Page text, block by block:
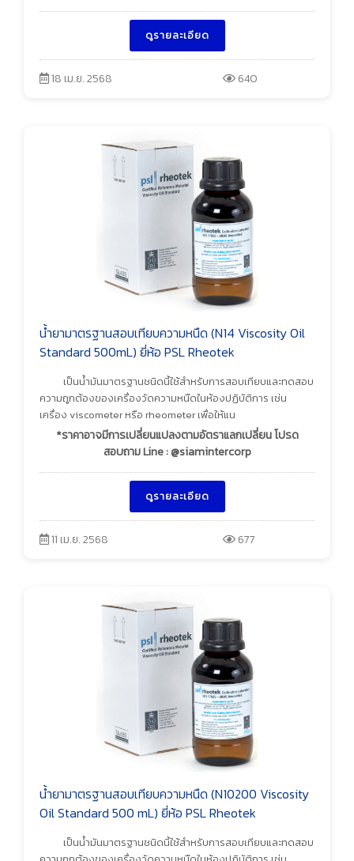
ดูรายละเอียด
18 เม.ย. 2568 640
น้ำยามาตรฐานสอบเทียบความหนืด (N14 Viscosity Oil
Standard 500mL) ยี่ห้อ PSL Rheotek
เป็นน้ำมันมาตรฐานชนิดนี้ใช้สำหรับการสอบเทียบและทดสอบ
ความถูกต้องของเครื่องวัดความหนืดในห้องปฏิบัติการ เช่น
เครื่อง viscometer หรือ rheometer เพื่อให้แน
*ราคาอาจมีการเปลี่ยนแปลงตามอัตราแลกเปลี่ยน โปรด
สอบถาม Line : @siamintercorp
ดูรายละเอียด
11 เม.ย. 2568 677
น้ำยามาตรฐานสอบเทียบความหนืด (N10200 Viscosity
Oil Standard 500 mL) ยี่ห้อ PSL Rheotek
เป็นน้ำมันมาตรฐานชนิดนี้ใช้สำหรับการสอบเทียบและทดสอบ